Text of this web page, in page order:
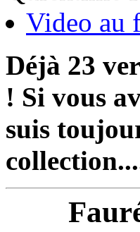
Video au
Déjà 23
! Si vous
suis